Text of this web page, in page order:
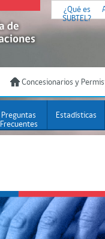
¿Qué es
SUBTEL?
Concesionarios y
Preguntas
Frecuentes
Estadísticas